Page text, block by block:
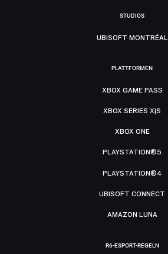
STUDIOS
UBISOFT MONTRÉAL
PLATTFORMEN
XBOX GAME PASS
XBOX SERIES X|S
XBOX ONE
PLAYSTATION®5
PLAYSTATION®4
UBISOFT CONNECT
AMAZON LUNA
R6-ESPORT-REGELN